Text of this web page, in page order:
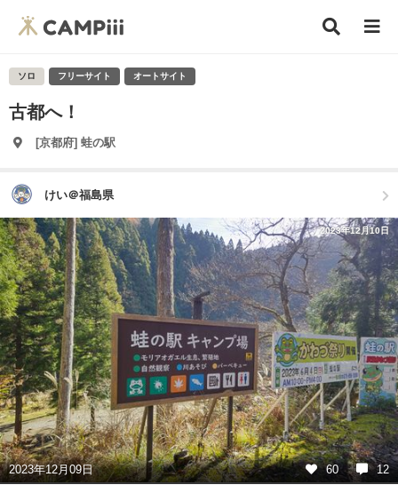
ソロ フリーサイト オートサイト
古都へ！
[京都府] 蛙の駅
けい＠福島県
2023年12月10日
2023年12月09日 60 12